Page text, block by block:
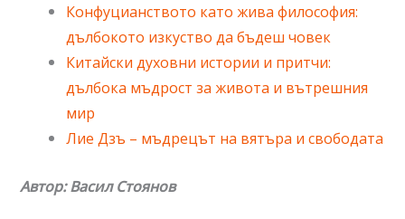
Конфуцианството като жива философия:
дълбокото изкуство да бъдеш човек
Китайски духовни истории и притчи:
дълбока мъдрост за живота и вътрешния
мир
Лие Дзъ – мъдрецът на вятъра и свободата
Автор: Васил Стоянов